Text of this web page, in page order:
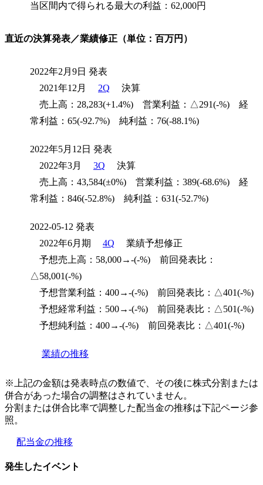
当区間内で得られる最大の利益：62,000円
直近の決算発表／業績修正（単位：百万円）
2022年2月9日 発表
2021年12月
2Q
決算
売上高：28,283(+1.4%) 営業利益：△291(-%) 経
常利益：65(-92.7%) 純利益：76(-88.1%)
2022年5月12日 発表
2022年3月
3Q
決算
売上高：43,584(±0%) 営業利益：389(-68.6%) 経
常利益：846(-52.8%) 純利益：631(-52.7%)
2022-05-12 発表
2022年6月期
4Q
業績予想修正
予想売上高：58,000→-(-%) 前回発表比：
△58,001(-%)
予想営業利益：400→-(-%) 前回発表比：△401(-%)
予想経常利益：500→-(-%) 前回発表比：△501(-%)
予想純利益：400→-(-%) 前回発表比：△401(-%)
業績の推移
※上記の金額は発表時点の数値で、その後に株式分割または
併合があった場合の調整はされていません。
分割または併合比率で調整した配当金の推移は下記ページ参
照。
配当金の推移
発生したイベント